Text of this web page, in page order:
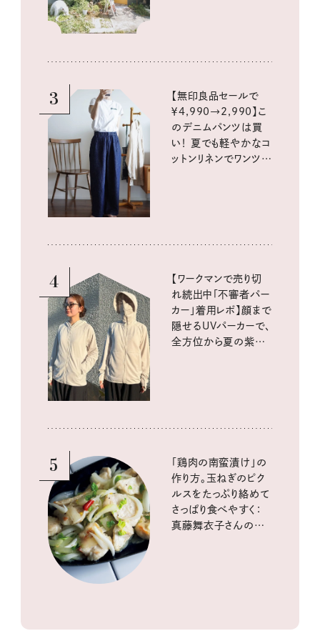
3
【無印良品セールで
￥4,990→2,990】こ
のデニムパンツは買
い！ 夏でも軽やかなコ
ットンリネンでワンツー
4
【ワークマンで売り切
れ続出中「不審者パー
カー」着用レポ】顔まで
隠せるUVパーカーで、
全方位から夏の紫外
5
「鶏肉の南蛮漬け」の
作り方。玉ねぎのピク
ルスをたっぷり絡めて
さっぱり食べやすく：
真藤舞衣子さんの発